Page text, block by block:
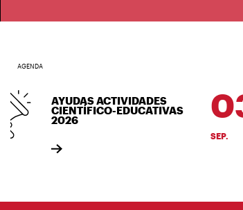
AGENDA
AYUDAS ACTIVIDADES
CIENTÍFICO-EDUCATIVAS
2026
SEP.